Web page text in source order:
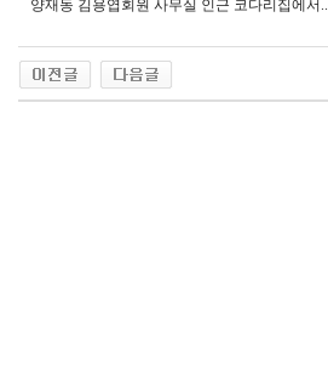
양재동 김용엽회원 사무실 인근 코다리집에서..